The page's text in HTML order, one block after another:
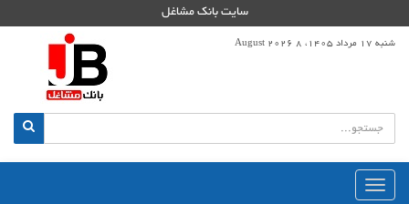
سایت بانک مشاغل
شنبه 17 مرداد 1405، 8 August 2026
منوی
اصلی